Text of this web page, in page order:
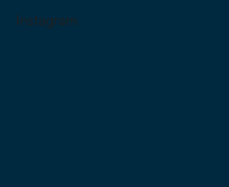
Instagram